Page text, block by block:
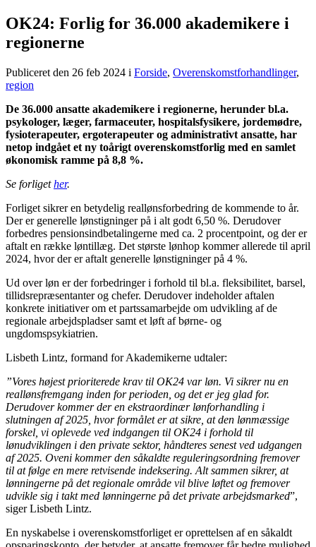
OK24: Forlig for 36.000 akademikere i
regionerne
Publiceret den 26 feb 2024 i Forside, Overenskomstforhandlinger,
region
De 36.000 ansatte akademikere i regionerne, herunder bl.a.
psykologer, læger, farmaceuter, hospitalsfysikere, jordemødre,
fysioterapeuter, ergoterapeuter og administrativt ansatte, har
netop indgået et ny toårigt overenskomstforlig med en samlet
økonomisk ramme på 8,8 %.
Se forligether.
Forliget sikrer en betydelig reallønsforbedring de kommende to år.
Der er generelle lønstigninger på i alt godt 6,50 %. Derudover
forbedres pensionsindbetalingerne med ca. 2 procentpoint, og der er
aftalt en række løntillæg. Det største lønhop kommer allerede til april
2024, hvor der er aftalt generelle lønstigninger på 4 %.
Ud over løn er der forbedringer i forhold til bl.a. fleksibilitet, barsel,
tillidsrepræsentanter og chefer. Derudover indeholder aftalen
konkrete initiativer om et partssamarbejde om udvikling af de
regionale arbejdspladser samt et løft af børne- og
ungdomspsykiatrien.
Lisbeth Lintz, formand for Akademikerne udtaler:
”Vores højest prioriterede krav til OK24 var løn. Vi sikrer nu en
reallønsfremgang inden for perioden, og det er jeg glad for.
Derudover kommer der en ekstraordinær lønforhandling i
slutningen af 2025, hvor formålet er at sikre, at den lønmæssige
forskel, vi oplevede ved indgangen til OK24 i forhold til
lønudviklingen i den private sektor, håndteres senest ved udgangen
af 2025. Oveni kommer den såkaldte reguleringsordning fremover
til at følge en mere retvisende indeksering. Alt sammen sikrer, at
lønningerne på det regionale område vil blive løftet og fremover
udvikle sig i takt med lønningerne på det private arbejdsmarked”,
siger Lisbeth Lintz.
En nyskabelse i overenskomstforliget er oprettelsen af en såkaldt